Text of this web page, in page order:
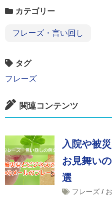
カテゴリー
フレーズ・言い回し
タグ
フレーズ
関連コンテンツ
入院や被
お見舞い
選
フレーズ /